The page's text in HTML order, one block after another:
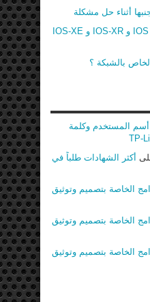
أثناء حل مشكلة
مقارنة بين أنظمة سيسكو IOS و IOS-XR و IOS-XE
بالشبكة ؟
أسم المستخدم وكلمة
أكثر الشهادات طلباً في
الخاصة بتصميم وتوثيق
الخاصة بتصميم وتوثيق
الخاصة بتصميم وتوثيق